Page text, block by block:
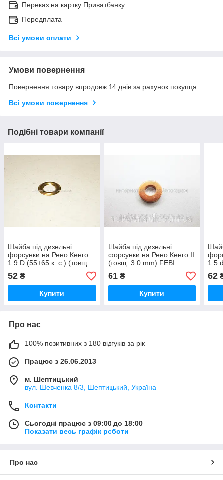
Переказ на картку Приватбанку
Передплата
Всі умови оплати
Умови повернення
Повернення товару впродовж 14 днів за рахунок покупця
Всі умови повернення
Подібні товари компанії
Шайба під дизельні
форсунки на Рено Кенго
1.9 D (55+65 к. с.) (товщ.
1,2 mm) ELRING
(Німеччина) 296830
52 ₴
Купити
Шайба під дизельні
форсунки на Рено Кенго II
(товщ. 3.0 mm) FEBI
BILSTEIN (Німеччина)
30253
61₴
Купити
1.5
62
Про нас
100% позитивних з 180 відгуків за рік
Працює з 26.06.2013
м. Шептицький
вул. Шевченка 8/3, Шептицький, Україна
Контакти
Сьогодні працює з 09:00 до 18:00
Показати весь графік роботи
Про нас